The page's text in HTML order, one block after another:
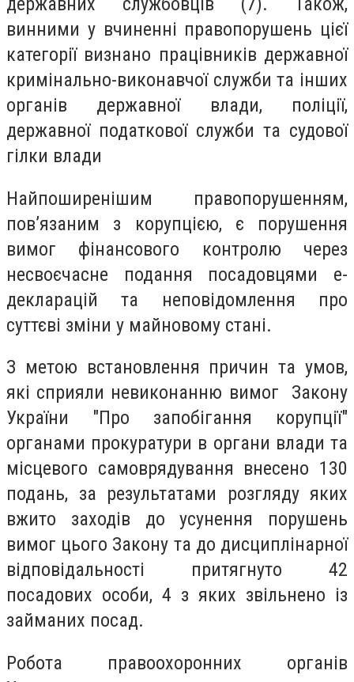
винними у вчиненні правопорушень цієї
категорії визнано працівників державної
кримінально-виконавчої служби та інших
органів державної влади, поліції,
державної податкової служби та судової
гілки влади
Найпоширенішим правопорушенням,
пов’язаним з корупцією, є порушення
вимог фінансового контролю через
несвоєчасне подання посадовцями е-
декларацій та неповідомлення про
суттєві зміни у майновому стані.
З метою встановлення причин та умов,
які сприяли невиконанню вимог Закону
України "Про запобігання корупції"
органами прокуратури в органи влади та
місцевого самоврядування внесено 130
подань, за результатами розгляду яких
вжито заходів до усунення порушень
вимог цього Закону та до дисциплінарної
відповідальності притягнуто 42
посадових особи, 4 з яких звільнено із
займаних посад.
Робота правоохоронних органів